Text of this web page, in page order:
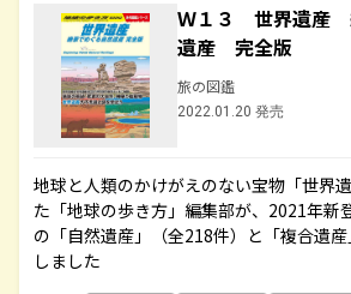
Ｗ１３ 世界遺産
遺産 完全版
旅の図鑑
2022.01.20 発売
地球と人類のかけがえのない宝物「世界
た「地球の歩き方」編集部が、2021年新
の「自然遺産」（全218件）と「複合遺
しました